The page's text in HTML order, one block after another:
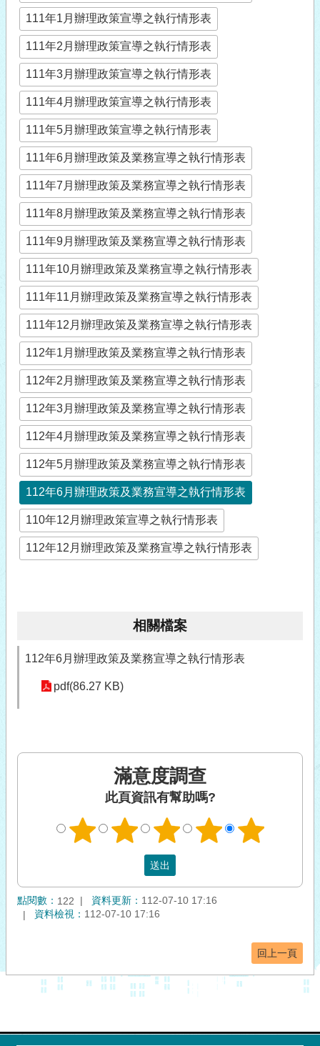
111年1月辦理政策宣導之執行情形表
111年2月辦理政策宣導之執行情形表
111年3月辦理政策宣導之執行情形表
111年4月辦理政策宣導之執行情形表
111年5月辦理政策宣導之執行情形表
111年6月辦理政策及業務宣導之執行情形表
111年7月辦理政策及業務宣導之執行情形表
111年8月辦理政策及業務宣導之執行情形表
111年9月辦理政策及業務宣導之執行情形表
111年10月辦理政策及業務宣導之執行情形表
111年11月辦理政策及業務宣導之執行情形表
111年12月辦理政策及業務宣導之執行情形表
112年1月辦理政策及業務宣導之執行情形表
112年2月辦理政策及業務宣導之執行情形表
112年3月辦理政策及業務宣導之執行情形表
112年4月辦理政策及業務宣導之執行情形表
112年5月辦理政策及業務宣導之執行情形表
112年6月辦理政策及業務宣導之執行情形表
110年12月辦理政策宣導之執行情形表
112年12月辦理政策及業務宣導之執行情形表
相關檔案
112年6月辦理政策及業務宣導之執行情形表
pdf(86.27 KB)
滿意度調查
此頁資訊有幫助嗎?
點閱數： 122 資料更新： 112-07-10 17:16
資料檢視： 112-07-10 17:16
回上一頁